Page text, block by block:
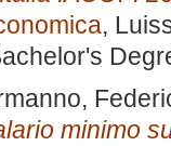
,
minimo